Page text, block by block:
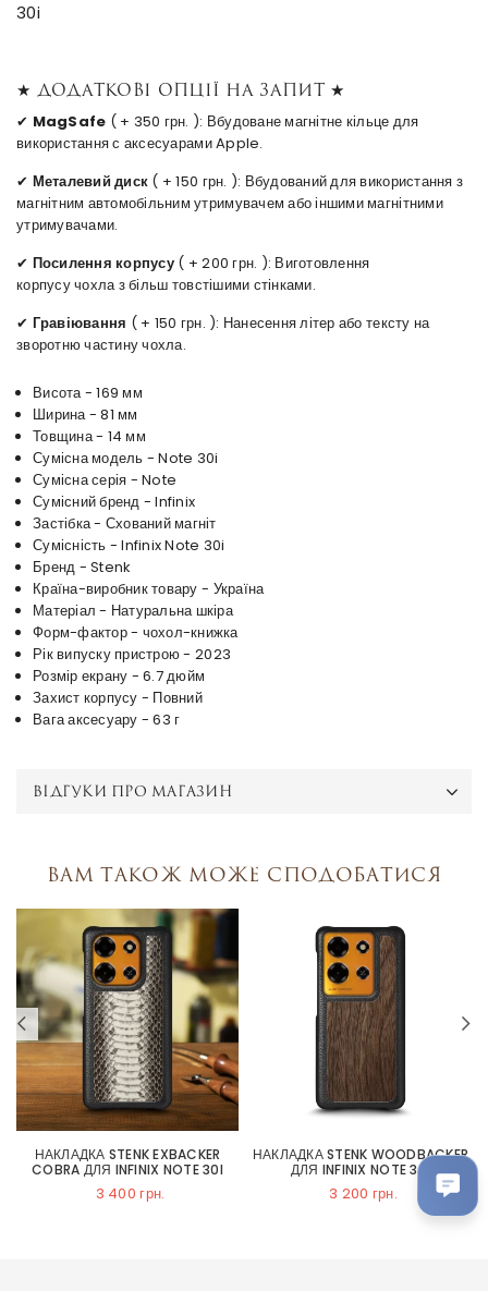
30i
★ Додаткові опції на запит ★
✔ MagSafe ( + 350 грн. ): Вбудоване магнітне кільце для
використання с аксесуарами Apple.
✔ Металевий диск ( + 150 грн. ): Вбудований для використання з
магнітним автомобільним утримувачем або іншими магнітними
утримувачами.
✔ Посилення корпусу ( + 200 грн. ): Виготовлення
корпусу чохла з більш товстішими стінками.
✔ Гравіювання ( + 150 грн. ): Нанесення літер або тексту на
зворотню частину чохла.
Висота - 169 мм
Ширина - 81 мм
Товщина - 14 мм
Сумісна модель - Note 30i
Сумісна серія - Note
Сумісний бренд - Infinix
Застібка - Схований магніт
Сумісність - Infinix Note 30i
Бренд - Stenk
Країна-виробник товару - Україна
Матеріал - Натуральна шкіра
Форм-фактор - чохол-книжка
Рік випуску пристрою - 2023
Розмір екрану - 6.7 дюйм
Захист корпусу - Повний
Вага аксесуару - 63 г
ВІДГУКИ ПРО МАГАЗИН
Вам також може сподобатися
НАКЛАДКА STENK EXBACKER
COBRA ДЛЯ INFINIX NOTE 30I
3 400 грн.
НАКЛАДКА STENK WOODBACKER
ДЛЯ INFINIX NOTE 30I
3 200 грн.